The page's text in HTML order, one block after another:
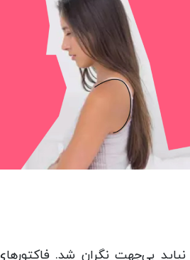
بی‌جهت نگران شد.